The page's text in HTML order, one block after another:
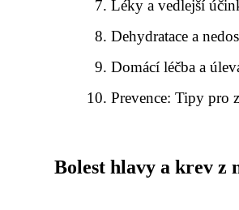
Léky a vedlejší
Dehydratace a
Domácí léčba a
Prevence: Tipy pro
Bolest hlavy a krev z